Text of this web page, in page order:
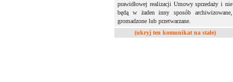
prawidłowej realizacji Umowy sprzedaży i nie
będą w żaden inny sposób archiwizowane,
gromadzone lub przetwarzane.
(ukryj ten komunikat na stałe)